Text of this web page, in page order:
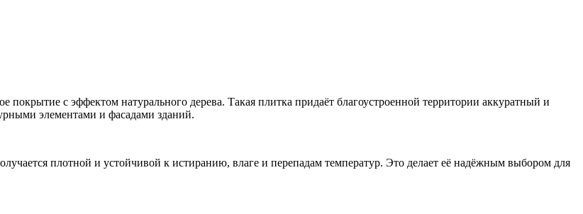
покрытие с эффектом натурального дерева. Такая плитка придаёт благоустроенной территории аккуратный и
элементами и фасадами зданий.
плотной и устойчивой к истиранию, влаге и перепадам температур. Это делает её надёжным выбором для